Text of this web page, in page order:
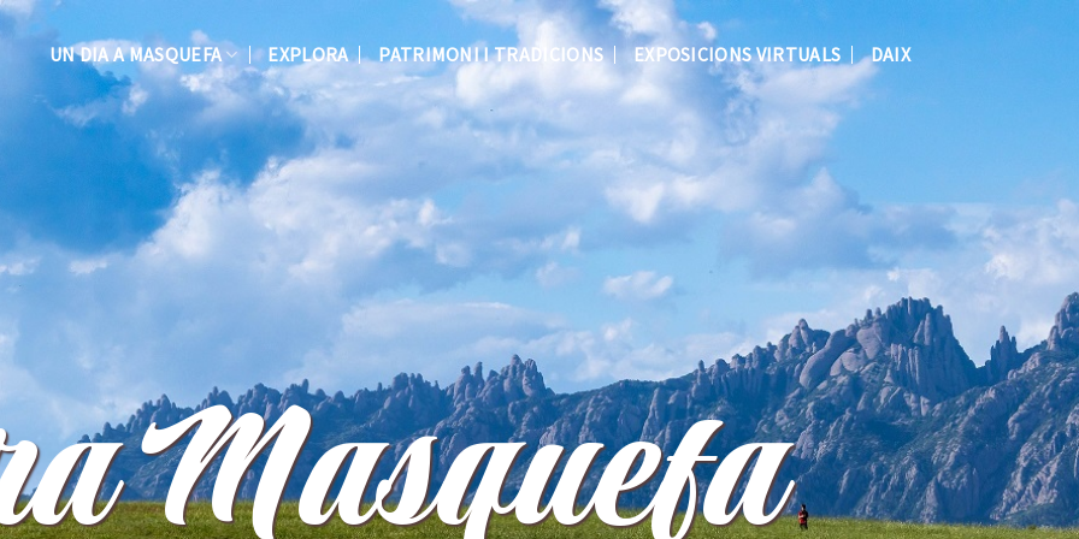
UN DIA A MASQUEFA EXPLORA PATRIMONI I TRADICIONS EXPOSICIONS VIRTUALS DAIX
el CRARC